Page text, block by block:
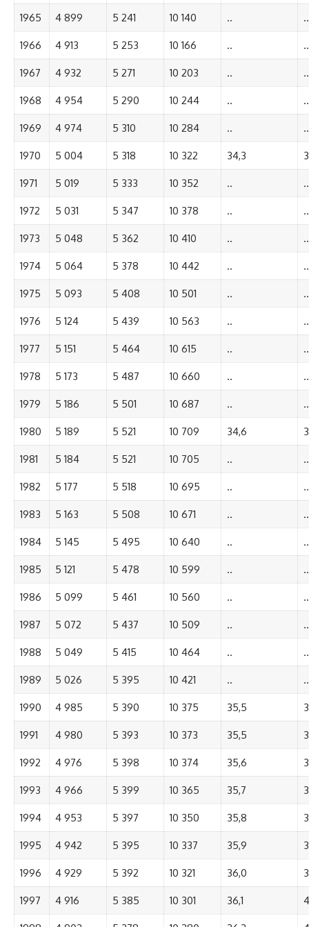
1965 4 899 5 241 10 140 .. ..
1966 4 913 5 253 10 166 .. ..
1967 4 932 5 271 10 203 .. ..
1968 4 954 5 290 10 244 .. ..
1969 4 974 5 310 10 284 .. ..
1970 5 004 5 318 10 322 34,3
1971 5 019 5 333 10 352 .. ..
1972 5 031 5 347 10 378 .. ..
1973 5 048 5 362 10 410 .. ..
1974 5 064 5 378 10 442 .. ..
1975 5 093 5 408 10 501 .. ..
1976 5 124 5 439 10 563 .. ..
1977 5 151 5 464 10 615 .. ..
1978 5 173 5 487 10 660 .. ..
1979 5 186 5 501 10 687 .. ..
1980 5 189 5 521 10 709 34,6
1981 5 184 5 521 10 705 .. ..
1982 5 177 5 518 10 695 .. ..
1983 5 163 5 508 10 671 .. ..
1984 5 145 5 495 10 640 .. ..
1985 5 121 5 478 10 599 .. ..
1986 5 099 5 461 10 560 .. ..
1987 5 072 5 437 10 509 .. ..
1988 5 049 5 415 10 464 .. ..
1989 5 026 5 395 10 421 .. ..
1990 4 985 5 390 10 375 35,5
1991 4 980 5 393 10 373 35,5
1992 4 976 5 398 10 374 35,6
1993 4 966 5 399 10 365 35,7
1994 4 953 5 397 10 350 35,8
1995 4 942 5 395 10 337 35,9
1996 4 929 5 392 10 321 36,0
1997 4 916 5 385 10 301 36,1